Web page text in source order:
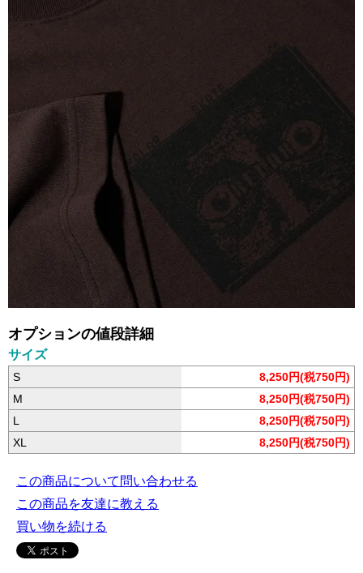
オプションの値段詳細
サイズ
S
8,250円(税750円)
M
8,250円(税750円)
L
8,250円(税750円)
XL
8,250円(税750円)
この商品について問い合わせる
この商品を友達に教える
買い物を続ける